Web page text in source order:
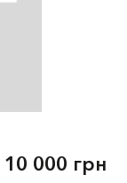
000 грн